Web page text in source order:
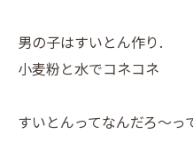
男の子はすいとん作り.
小麦粉と水でコネコネ
すいとんってなんだろ〜っ